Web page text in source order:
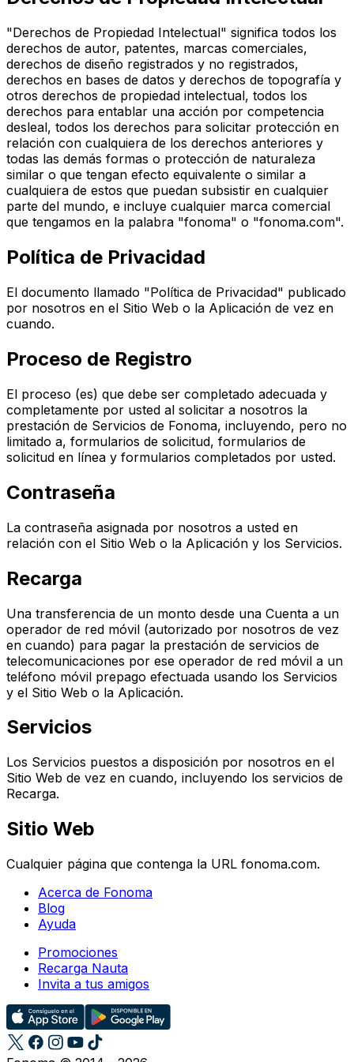
"Derechos de Propiedad Intelectual" significa todos los
derechos de autor, patentes, marcas comerciales,
derechos de diseño registrados y no registrados,
derechos en bases de datos y derechos de topografía y
otros derechos de propiedad intelectual, todos los
derechos para entablar una acción por competencia
desleal, todos los derechos para solicitar protección en
relación con cualquiera de los derechos anteriores y
todas las demás formas o protección de naturaleza
similar o que tengan efecto equivalente o similar a
cualquiera de estos que puedan subsistir en cualquier
parte del mundo, e incluye cualquier marca comercial
que tengamos en la palabra "fonoma" o "fonoma.com".
Política de Privacidad
El documento llamado "Política de Privacidad" publicado
por nosotros en el Sitio Web o la Aplicación de vez en
cuando.
Proceso de Registro
El proceso (es) que debe ser completado adecuada y
completamente por usted al solicitar a nosotros la
prestación de Servicios de Fonoma, incluyendo, pero no
limitado a, formularios de solicitud, formularios de
solicitud en línea y formularios completados por usted.
Contraseña
La contraseña asignada por nosotros a usted en
relación con el Sitio Web o la Aplicación y los Servicios.
Recarga
Una transferencia de un monto desde una Cuenta a un
operador de red móvil (autorizado por nosotros de vez
en cuando) para pagar la prestación de servicios de
telecomunicaciones por ese operador de red móvil a un
teléfono móvil prepago efectuada usando los Servicios
y el Sitio Web o la Aplicación.
Servicios
Los Servicios puestos a disposición por nosotros en el
Sitio Web de vez en cuando, incluyendo los servicios de
Recarga.
Sitio Web
Cualquier página que contenga la URL fonoma.com.
Acerca de Fonoma
Blog
Ayuda
Promociones
Recarga Nauta
Invita a tus amigos